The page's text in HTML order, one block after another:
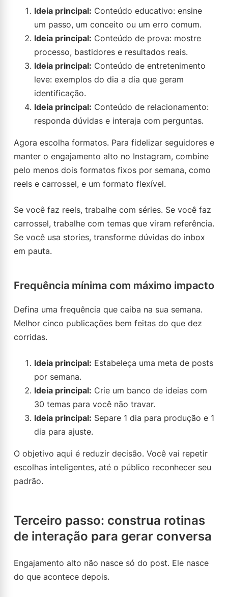
Ideia principal: Conteúdo educativo: ensine
um passo, um conceito ou um erro comum.
Ideia principal: Conteúdo de prova: mostre
processo, bastidores e resultados reais.
Ideia principal: Conteúdo de entretenimento
leve: exemplos do dia a dia que geram
identificação.
Ideia principal: Conteúdo de relacionamento:
responda dúvidas e interaja com perguntas.
Agora escolha formatos. Para fidelizar seguidores e
manter o engajamento alto no Instagram, combine
pelo menos dois formatos fixos por semana, como
reels e carrossel, e um formato flexível.
Se você faz reels, trabalhe com séries. Se você faz
carrossel, trabalhe com temas que viram referência.
Se você usa stories, transforme dúvidas do inbox
em pauta.
Frequência mínima com máximo impacto
Defina uma frequência que caiba na sua semana.
Melhor cinco publicações bem feitas do que dez
corridas.
Ideia principal: Estabeleça uma meta de posts
por semana.
Ideia principal: Crie um banco de ideias com
30 temas para você não travar.
Ideia principal: Separe 1 dia para produção e 1
dia para ajuste.
O objetivo aqui é reduzir decisão. Você vai repetir
escolhas inteligentes, até o público reconhecer seu
padrão.
Terceiro passo: construa rotinas
de interação para gerar conversa
Engajamento alto não nasce só do post. Ele nasce
do que acontece depois.